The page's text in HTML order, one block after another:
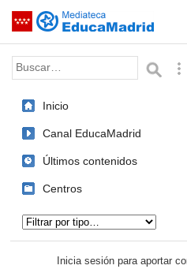
Saltar navegación
Palabra o frase:
Inicio
Canal EducaMadrid
Últimos contenidos
Centros
Inicia sesión para aportar